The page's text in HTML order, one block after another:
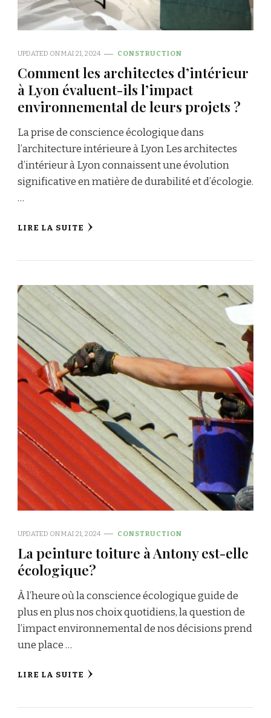
UPDATED ONMAI 21, 2024 CONSTRUCTION
Comment les architectes d’intérieur
à Lyon évaluent-ils l’impact
environnemental de leurs projets ?
La prise de conscience écologique dans
l’architecture intérieure à Lyon Les architectes
d’intérieur à Lyon connaissent une évolution
significative en matière de durabilité et d’écologie.
…
LIRE LA SUITE
UPDATED ONMAI 21, 2024 CONSTRUCTION
La peinture toiture à Antony est-elle
écologique?
À l’heure où la conscience écologique guide de
plus en plus nos choix quotidiens, la question de
l’impact environnemental de nos décisions prend
une place …
LIRE LA SUITE